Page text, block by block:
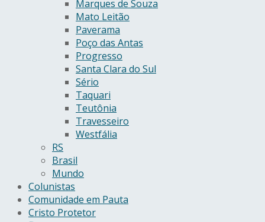
Marques de Souza
Mato Leitão
Paverama
Poço das Antas
Progresso
Santa Clara do Sul
Sério
Taquari
Teutônia
Travesseiro
Westfália
RS
Brasil
Mundo
Colunistas
Comunidade em Pauta
Cristo Protetor